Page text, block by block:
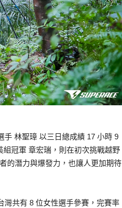
林聖璋 以三日總成績 17 小時 9
冠軍 章宏瑞，則在初次挑戰越野
的潛力與爆發力，也讓人更加期待
灣共有 8 位女性選手參賽，完賽率